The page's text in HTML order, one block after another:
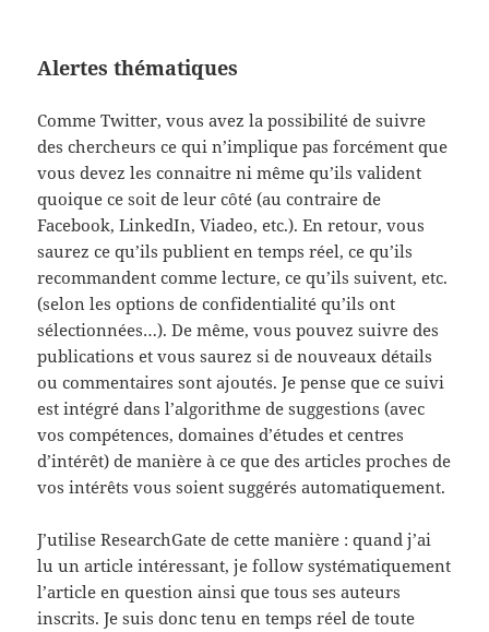
Alertes thématiques
Comme Twitter, vous avez la possibilité de suivre
des chercheurs ce qui n’implique pas forcément que
vous devez les connaitre ni même qu’ils valident
quoique ce soit de leur côté (au contraire de
Facebook, LinkedIn, Viadeo, etc.). En retour, vous
saurez ce qu’ils publient en temps réel, ce qu’ils
recommandent comme lecture, ce qu’ils suivent, etc.
(selon les options de confidentialité qu’ils ont
sélectionnées…). De même, vous pouvez suivre des
publications et vous saurez si de nouveaux détails
ou commentaires sont ajoutés. Je pense que ce suivi
est intégré dans l’algorithme de suggestions (avec
vos compétences, domaines d’études et centres
d’intérêt) de manière à ce que des articles proches de
vos intérêts vous soient suggérés automatiquement.
J’utilise ResearchGate de cette manière : quand j’ai
lu un article intéressant, je follow systématiquement
l’article en question ainsi que tous ses auteurs
inscrits. Je suis donc tenu en temps réel de toute